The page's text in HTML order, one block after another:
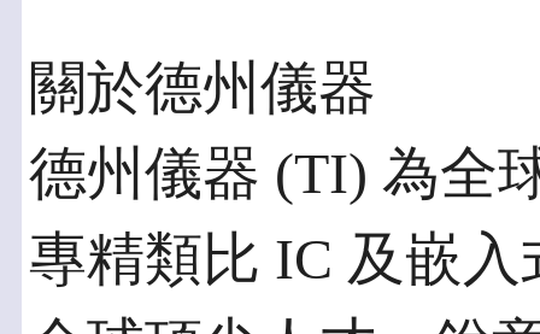
關於德州儀器
德州儀器 (TI) 為全
專精類比 IC 及嵌